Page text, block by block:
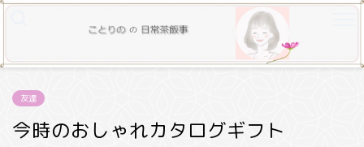
友達
今時のおしゃれカタログギフト